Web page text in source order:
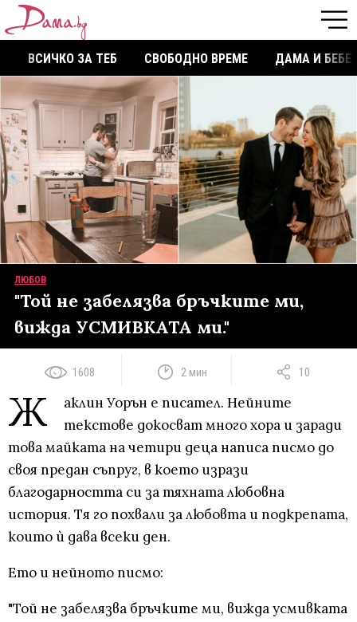
ВСИЧКО ЗА ТЕБ СВОБОДНО ВРЕМЕ ДАМА И БЕБЕ
ЛЮБОВ
"Той не забелязва бръчките ми,
вижда УСМИВКАТА ми."
1608 2 мин 10
Ж
аклин Уорън е писател. Нейните
текстове докосват много хора и заради
това майката на четири деца написа писмо до
своя предан съпруг, в което изрази
благодарността си за тяхната любовна
история. Тя го похвали за любовта и подкрепата,
които ѝ дава всеки ден.
Ето и нейното писмо:
"Той не забелязва бръчките ми, вижда усмивката